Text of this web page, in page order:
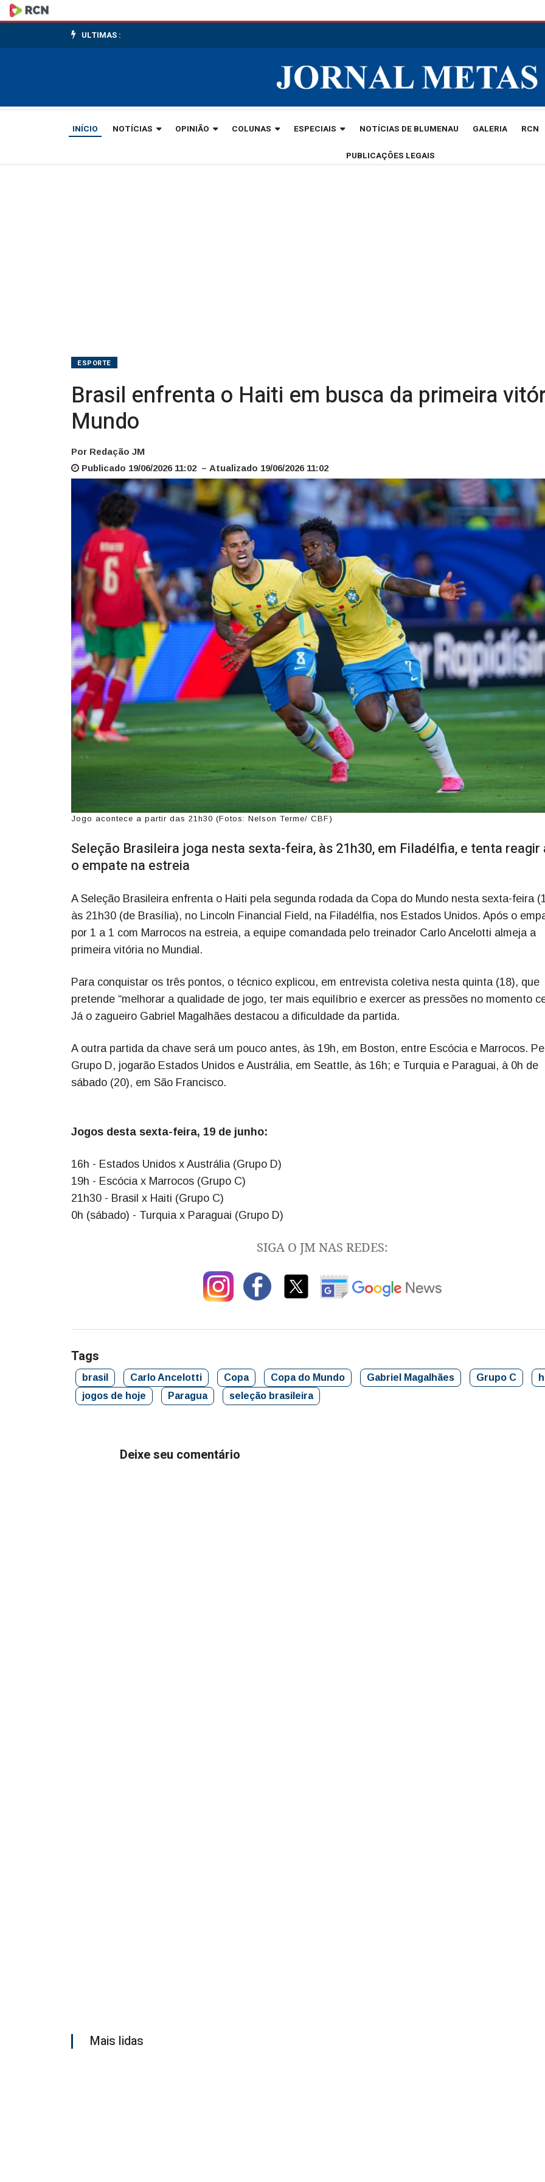
Brasil
enfrenta
em
ULTIMAS :
INÍCIO NOTÍCIAS OPINIÃO COLUNAS ESPECIAIS NOTÍCIAS DE BLUMENAU GALERIA RCN
PUBLICAÇÕES LEGAIS
ESPORTE
Brasil enfrenta o Haiti em busca da primeira
Mundo
Por Redação JM
Publicado 19/06/2026 11:02 – Atualizado 19/06/2026 11:02
Jogo acontece a partir das 21h30 (Fotos: Nelson Terme/ CBF)
Seleção Brasileira joga nesta sexta-feira, às 21h30, em Filadélfia, e tenta reagir
o empate na estreia
A Seleção Brasileira enfrenta o Haiti pela segunda rodada da Copa do Mundo nesta sexta-feira
às 21h30 (de Brasília), no Lincoln Financial Field, na Filadélfia, nos Estados Unidos. Após o
por 1 a 1 com Marrocos na estreia, a equipe comandada pelo treinador Carlo Ancelotti almeja a
primeira vitória no Mundial.
Para conquistar os três pontos, o técnico explicou, em entrevista coletiva nesta quinta (18), que
pretende “melhorar a qualidade de jogo, ter mais equilíbrio e exercer as pressões no momento
Já o zagueiro Gabriel Magalhães destacou a dificuldade da partida.
A outra partida da chave será um pouco antes, às 19h, em Boston, entre Escócia e Marrocos.
Grupo D, jogarão Estados Unidos e Austrália, em Seattle, às 16h; e Turquia e Paraguai, à 0h de
sábado (20), em São Francisco.
Jogos desta sexta-feira, 19 de junho:
16h - Estados Unidos x Austrália (Grupo D)
19h - Escócia x Marrocos (Grupo C)
21h30 - Brasil x Haiti (Grupo C)
0h (sábado) - Turquia x Paraguai (Grupo D)
SIGA O JM NAS REDES:
Tags
brasil Carlo Ancelotti Copa Copa do Mundo Gabriel Magalhães Grupo C
jogos de hoje
Paragua seleção brasileira
Deixe seu comentário
Mais lidas